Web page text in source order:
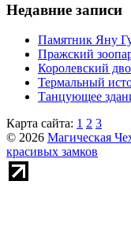
Недавние записи
Памятник Яну
Пражский
Королевский
Термальный
Танцующее
Карта сайта: 1 2 3
© 2026 Магическая
красивых замков